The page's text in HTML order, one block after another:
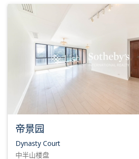
帝景园
Dynasty Court
中半山楼盘